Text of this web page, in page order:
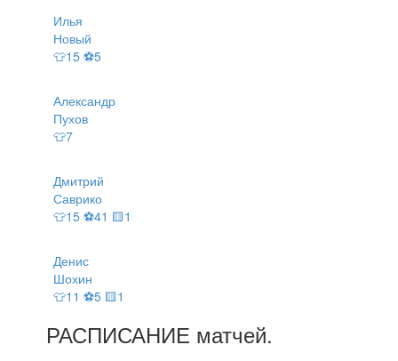
Илья
Новый
👕15 ⚽5
Александр
Пухов
👕7
Дмитрий
Саврико
👕15 ⚽41 🟨1
Денис
Шохин
👕11 ⚽5 🟨1
РАСПИСАНИЕ матчей.